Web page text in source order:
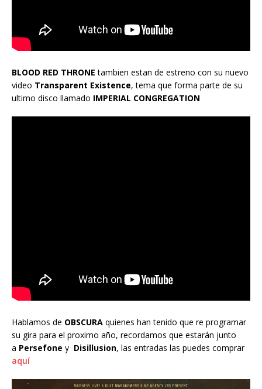
BLOOD RED THRONE tambien estan de estreno con su nuevo
video Transparent Existence, tema que forma parte de su
ultimo disco llamado IMPERIAL CONGREGATION
Hablamos de OBSCURA quienes han tenido que re programar
su gira para el proximo año, recordamos que estarán junto
a Persefone y Disillusion, las entradas las puedes comprar
aquí